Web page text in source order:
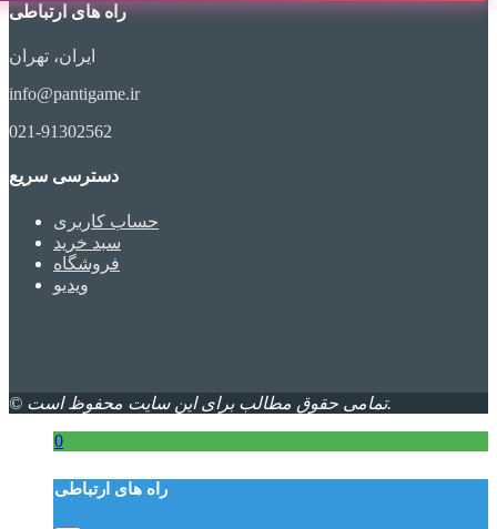
راه های ارتباطی
ایران، تهران
info@pantigame.ir
021-91302562
دسترسی سریع
حساب کاربری
سبد خرید
فروشگاه
ویدیو
© تمامی حقوق مطالب برای این سایت محفوظ است.
0
راه های ارتباطی